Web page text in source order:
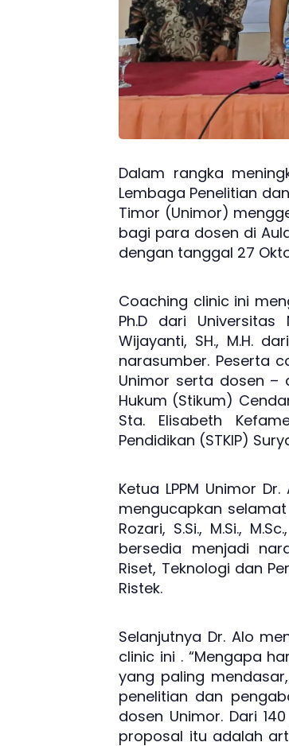
Dalam rangka
Lembaga Penelitian
Timor (Unimor)
bagi para dosen di
dengan tanggal 27
Coaching clinic ini
Ph.D dari
Wijayanti, SH., M.H.
narasumber. Peserta
Unimor serta dosen –
Hukum (Stikum)
Sta. Elisabeth
Pendidikan (STKIP)
Ketua LPPM Unimor
mengucapkan
Rozari, S.Si., M.Si.,
bersedia menjadi
Riset, Teknologi dan
Ristek.
Selanjutnya Dr. Alo
clinic ini . “Mengapa
yang paling
penelitian dan
dosen Unimor. Dari
proposal itu adalah